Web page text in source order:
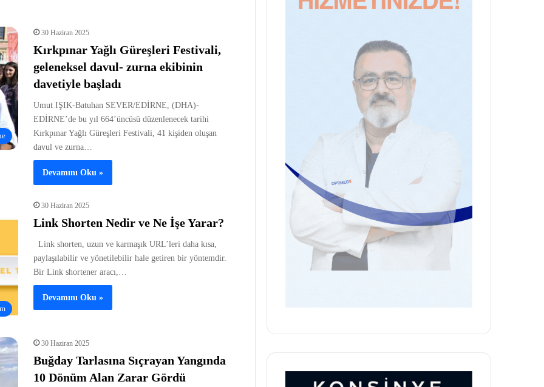
30 Haziran 2025
Kırkpınar Yağlı Güreşleri Festivali,
geleneksel davul- zurna ekibinin
davetiyle başladı
Umut IŞIK-Batuhan SEVER/EDİRNE, (DHA)-
EDİRNE’de bu yıl 664’üncüsü düzenlenecek tarihi
Kırkpınar Yağlı Güreşleri Festivali, 41 kişiden oluşan
davul ve zurna…
Devamını Oku »
30 Haziran 2025
Link Shorten Nedir ve Ne İşe Yarar?
Link shorten, uzun ve karmaşık URL’leri daha kısa,
paylaşılabilir ve yönetilebilir hale getiren bir yöntemdir.
Bir Link shortener aracı,…
Devamını Oku »
30 Haziran 2025
Buğday Tarlasına Sıçrayan Yangında
10 Dönüm Alan Zarar Gördü